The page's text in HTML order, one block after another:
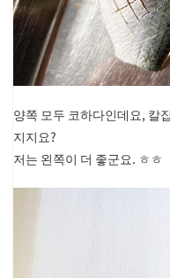
양쪽 모두 코하다인데요, 칼
지지요?
저는 왼쪽이 더 좋군요. ㅎㅎ